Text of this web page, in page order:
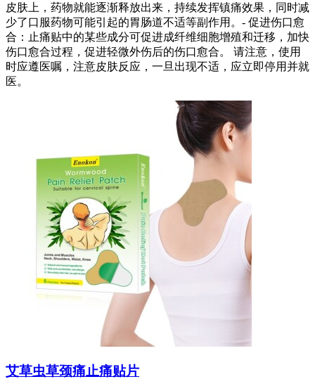
皮肤上，药物就能逐渐释放出来，持续发挥镇痛效果，同时减
少了口服药物可能引起的胃肠道不适等副作用。- 促进伤口愈
合：止痛贴中的某些成分可促进成纤维细胞增殖和迁移，加快
伤口愈合过程，促进轻微外伤后的伤口愈合。 请注意，使用
时应遵医嘱，注意皮肤反应，一旦出现不适，应立即停用并就
医。
艾草虫草颈痛止痛贴片